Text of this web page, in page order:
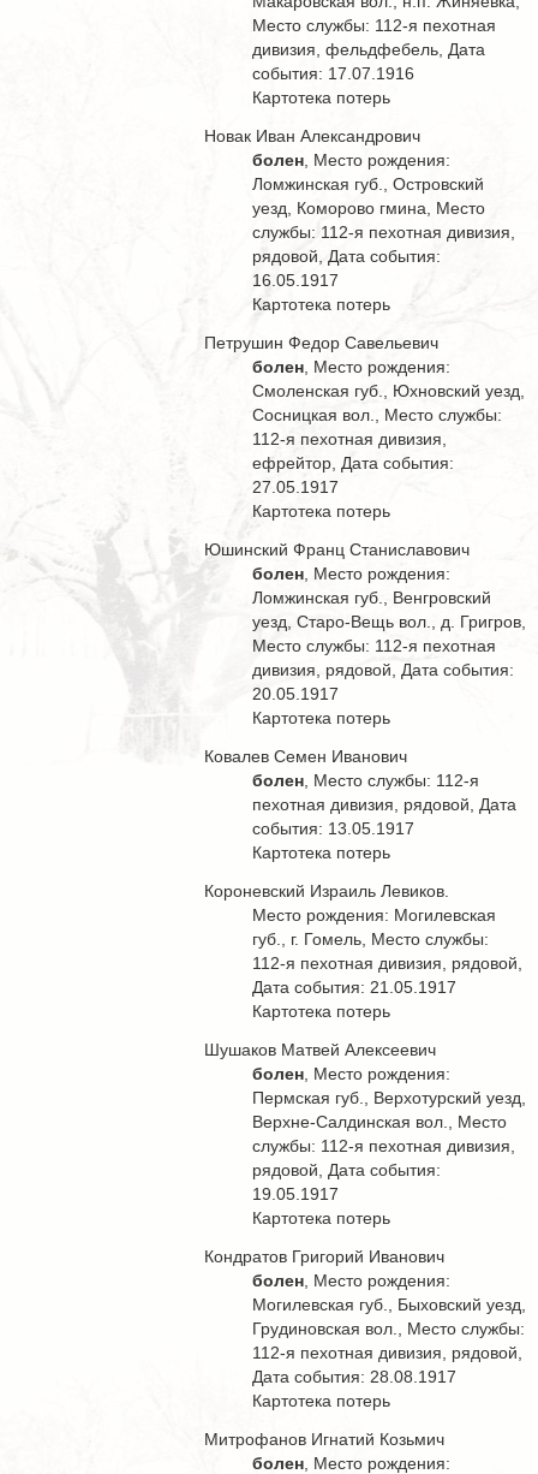
Место службы: 112-я пехотная
дивизия, фельдфебель, Дата
события: 17.07.1916
Картотека потерь
Новак Иван Александрович
болен , Место рождения:
Ломжинская губ., Островский
уезд, Коморово гмина, Место
службы: 112-я пехотная дивизия,
рядовой, Дата события:
16.05.1917
Картотека потерь
Петрушин Федор Савельевич
болен , Место рождения:
Смоленская губ., Юхновский уезд,
Сосницкая вол., Место службы:
112-я пехотная дивизия,
ефрейтор, Дата события:
27.05.1917
Картотека потерь
Юшинский Франц Станиславович
болен , Место рождения:
Ломжинская губ., Венгровский
уезд, Старо-Вещь вол., д. Григров,
Место службы: 112-я пехотная
дивизия, рядовой, Дата события:
20.05.1917
Картотека потерь
Ковалев Семен Иванович
болен , Место службы: 112-я
пехотная дивизия, рядовой, Дата
события: 13.05.1917
Картотека потерь
Короневский Израиль Левиков.
Место рождения: Могилевская
губ., г. Гомель, Место службы:
112-я пехотная дивизия, рядовой,
Дата события: 21.05.1917
Картотека потерь
Шушаков Матвей Алексеевич
болен , Место рождения:
Пермская губ., Верхотурский уезд,
Верхне-Салдинская вол., Место
службы: 112-я пехотная дивизия,
рядовой, Дата события:
19.05.1917
Картотека потерь
Кондратов Григорий Иванович
болен , Место рождения:
Могилевская губ., Быховский уезд,
Грудиновская вол., Место службы:
112-я пехотная дивизия, рядовой,
Дата события: 28.08.1917
Картотека потерь
Митрофанов Игнатий Козьмич
болен , Место рождения: